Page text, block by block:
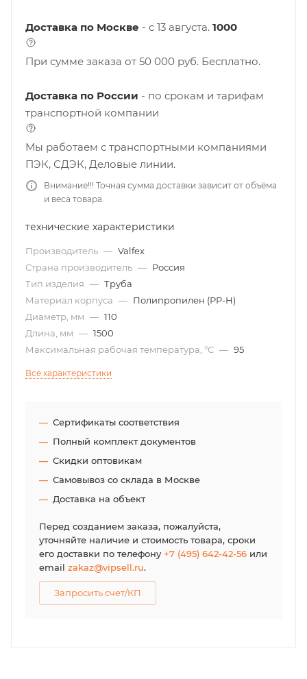
Доставка по Москве - c 13 августа. 1000
При сумме заказа от 50 000 руб. Бесплатно.
Доставка по России - по срокам и тарифам
транспортной компании
Мы работаем с транспортными компаниями
ПЭК, СДЭК, Деловые линии.
Внимание!!! Точная сумма доставки зависит от объёма
и веса товара.
технические характеристики
Производитель — Valfex
Страна производитель — Россия
Тип изделия — Труба
Материал корпуса — Полипропилен (РР-Н)
Диаметр, мм — 110
Длина, мм — 1500
Максимальная рабочая температура, °С — 95
Все характеристики
Сертификаты соответствия
Полный комплект документов
Скидки оптовикам
Самовывоз со склада в Москве
Доставка на объект
Перед созданием заказа, пожалуйста,
уточняйте наличие и стоимость товара, сроки
его доставки по телефону+7 (495) 642-42-56 или
email zakaz@vipsell.ru.
Запросить счет/КП